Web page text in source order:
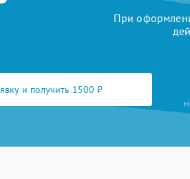
При
и получить 1500 ₽